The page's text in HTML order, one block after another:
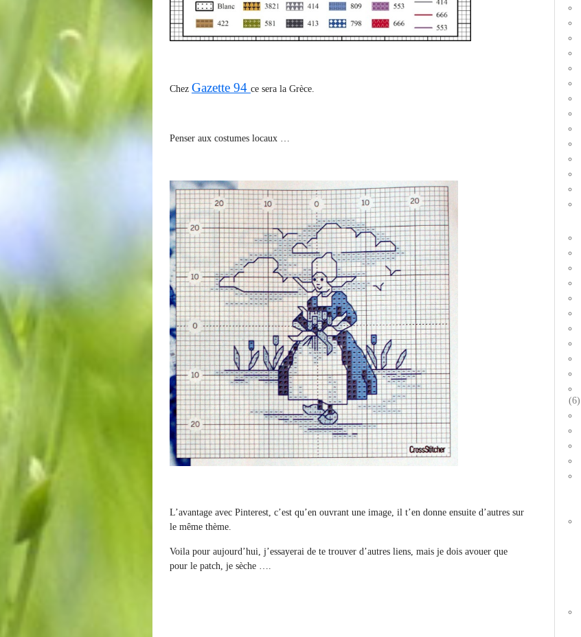
Chez Gazette 94 ce sera la Grèce.
Penser aux costumes locaux …
L’avantage avec Pinterest, c’est qu’en ouvrant une image, il t’en donne ensuite d’autres sur
le même thème.
Voila pour aujourd’hui, j’essayerai de te trouver d’autres liens, mais je dois avouer que
pour le patch, je sèche ….
(6)